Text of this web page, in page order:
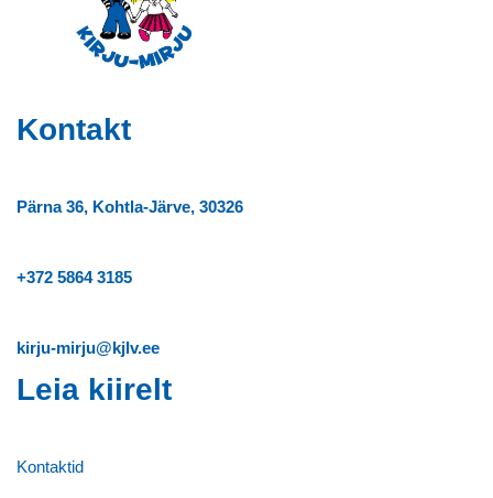
Kontakt
Pärna 36, Kohtla-Järve, 30326
+372 5864 3185
kirju-mirju@kjlv.ee
Leia kiirelt
Kontaktid